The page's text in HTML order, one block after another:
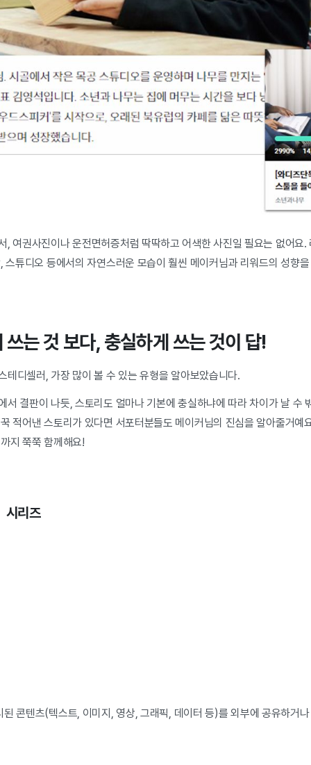
, 여권사진이나 운전면허증처럼 딱딱하고 어색한 사진일 필요는 없어요
스튜디오 등에서의 자연스러운 모습이 훨씬 메이커님과 리워드의 성향
는 것 보다, 충실하게 쓰는 것이 답!
테디셀러, 가장 많이 볼 수 있는 유형을 알아보았습니다.
서 결판이 나듯, 스토리도 얼마나 기본에 충실하냐에 따라 차이가 날 수
적어낸 스토리가 있다면 서포터분들도 메이커님의 진심을 알아줄거예
지 쭉쭉 함께해요!
시리즈
콘텐츠(텍스트, 이미지, 영상, 그래픽, 데이터 등)를 외부에 공유하거